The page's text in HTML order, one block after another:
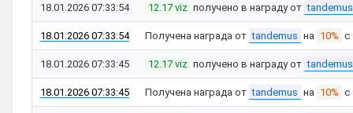
18.01.2026 07:33:54 12.17 viz получено в награду от tandemus
18.01.2026 07:33:54 Получена награда от tandemus на 10% с
18.01.2026 07:33:45 12.17 viz получено в награду от tandemus
18.01.2026 07:33:45 Получена награда от tandemus на 10% с